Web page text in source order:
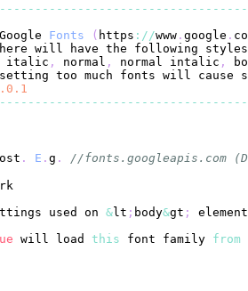
-- -- -- -- -- -- -- -- -- -- -- -- -- -- -- -- --
Google Fonts ( https : / /www . google .
will have the following styles
italic , normal , normal intalic ,
.1
-- -- -- -- -- -- -- -- -- -- -- -- -- -- -- -- --
. E . g .
//fonts.googleapis.com
used on &lt ; body&gt ;
element
will load this font family from